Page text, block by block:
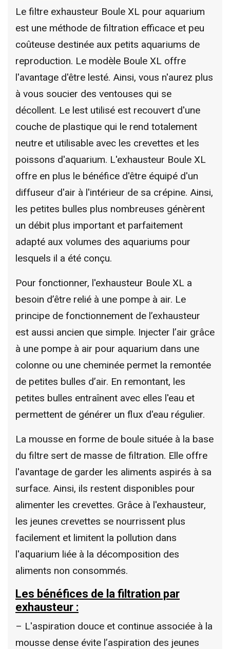
Le filtre exhausteur Boule XL pour aquarium
est une méthode de filtration efficace et peu
coûteuse destinée aux petits aquariums de
reproduction. Le modèle Boule XL offre
l'avantage d'être lesté. Ainsi, vous n'aurez plus
à vous soucier des ventouses qui se
décollent. Le lest utilisé est recouvert d'une
couche de plastique qui le rend totalement
neutre et utilisable avec les crevettes et les
poissons d'aquarium. L'exhausteur Boule XL
offre en plus le bénéfice d'être équipé d'un
diffuseur d'air à l'intérieur de sa crépine. Ainsi,
les petites bulles plus nombreuses génèrent
un débit plus important et parfaitement
adapté aux volumes des aquariums pour
lesquels il a été conçu.
Pour fonctionner, l'exhausteur Boule XL a
besoin d’être relié à une pompe à air. Le
principe de fonctionnement de l’exhausteur
est aussi ancien que simple. Injecter l’air grâce
à une pompe à air pour aquarium dans une
colonne ou une cheminée permet la remontée
de petites bulles d’air. En remontant, les
petites bulles entraînent avec elles l'eau et
permettent de générer un flux d'eau régulier.
La mousse en forme de boule située à la base
du filtre sert de masse de filtration. Elle offre
l'avantage de garder les aliments aspirés à sa
surface. Ainsi, ils restent disponibles pour
alimenter les crevettes. Grâce à l'exhausteur,
les jeunes crevettes se nourrissent plus
facilement et limitent la pollution dans
l'aquarium liée à la décomposition des
aliments non consommés.
Les bénéfices de la filtration par
exhausteur :
– L'aspiration douce et continue associée à la
mousse dense évite l’aspiration des jeunes